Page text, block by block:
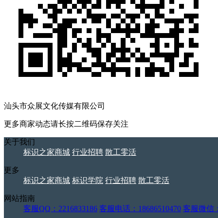
汕头市众展文化传媒有限公司
更多商家动态请长按二维码保存关注
关于我们
标识之家商城 行业招聘 散工零活
更多
标识之家商城 标识学院 行业招聘 散工零活
网站指南
客服QQ：2216833186 客服电话：18686510470 客服微信